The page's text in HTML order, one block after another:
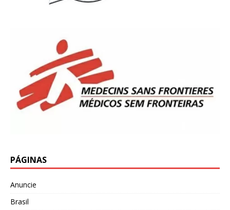
PÁGINAS
Anuncie
Brasil